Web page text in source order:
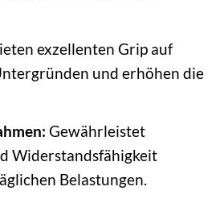
exzellenten Grip auf
und erhöhen die
Gewährleistet
Widerstandsfähigkeit
Belastungen.